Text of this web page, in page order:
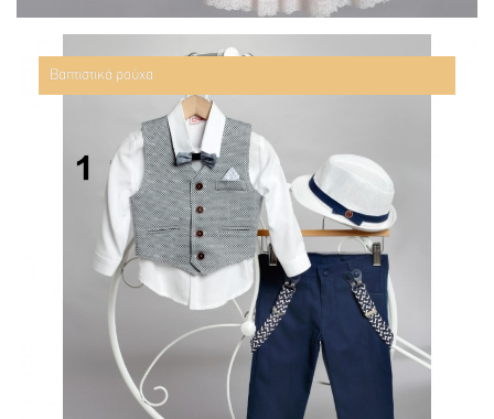
Βαπτιστικά ρούχα